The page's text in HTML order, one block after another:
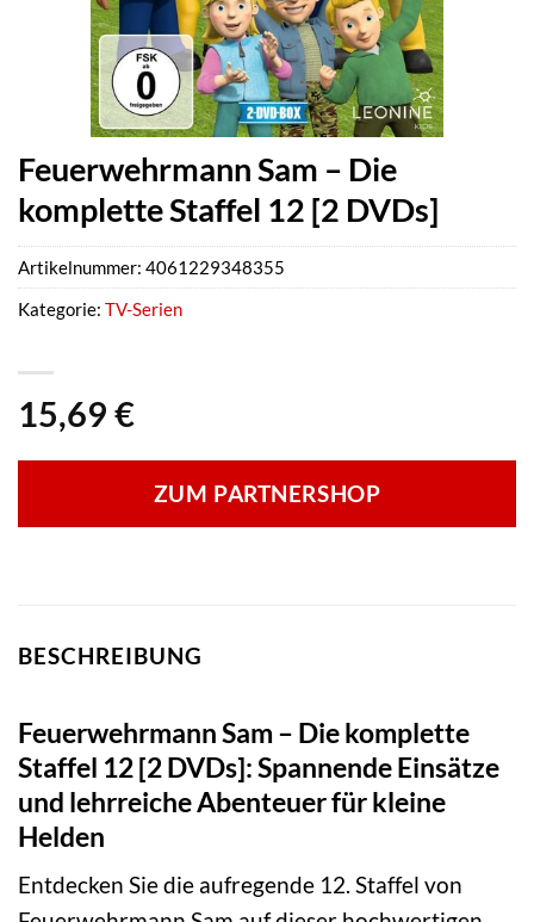
Feuerwehrmann Sam – Die
komplette Staffel 12 [2 DVDs]
15,69 €
ZUM PARTNERSHOP
Artikelnummer: 4061229348355
Kategorie: TV-Serien
BESCHREIBUNG
Feuerwehrmann Sam – Die komplette
Staffel 12 [2 DVDs]: Spannende Einsätze
und lehrreiche Abenteuer für kleine
Helden
Entdecken Sie die aufregende 12. Staffel von